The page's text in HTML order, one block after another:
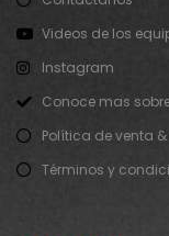
Videos de los
Instagram
Conoce mas
Política de venta
Términos y